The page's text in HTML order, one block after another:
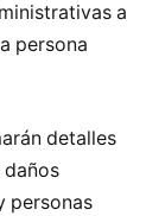
a
persona
detalles
daños
personas